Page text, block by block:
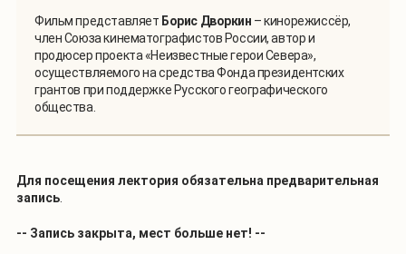
Фильм представляет Борис Дворкин – кинорежиссёр,
член Союза кинематографистов России, автор и
продюсер проекта «Неизвестные герои Севера»,
осуществляемого на средства Фонда президентских
грантов при поддержке Русского географического
общества.
Для посещения лектория обязательна предварительная
запись
-- Запись закрыта, мест больше нет! --